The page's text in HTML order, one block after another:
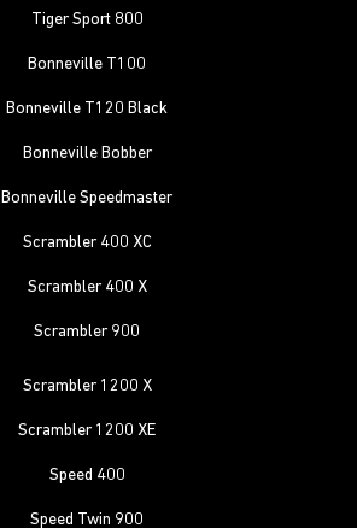
Tiger Sport 800
Bonneville T100
Bonneville T120 Black
Bonneville Bobber
Bonneville Speedmaster
Scrambler 400 XC
Scrambler 400 X
Scrambler 900
Scrambler 1200 X
Scrambler 1200 XE
Speed 400
Speed Twin 900